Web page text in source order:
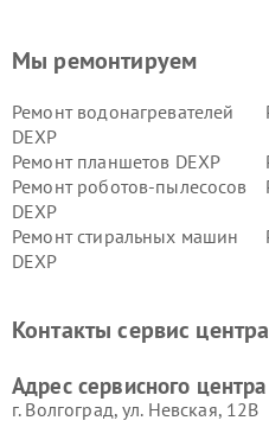
Мы ремонтируем
Ремонт водонагревателей
DEXP
Ремонт планшетов DEXP
Ремонт роботов-пылесосов
DEXP
Ремонт стиральных машин
DEXP
Ремонт серверов DEXP
Контакты сервис центра
Адрес сервисного
г. Волгоград, ул. Невская, 12В